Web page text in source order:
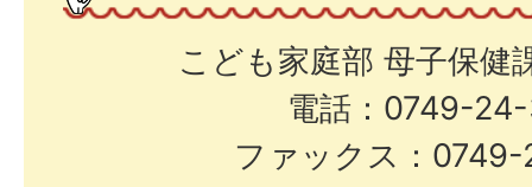
こども家庭部 母子保健
電話：0749-
ファックス：